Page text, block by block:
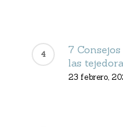
7
las
23 febrero,